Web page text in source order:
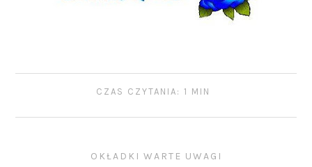
CZAS CZYTANIA: 1 MIN
OKŁADKI WARTE UWAGI